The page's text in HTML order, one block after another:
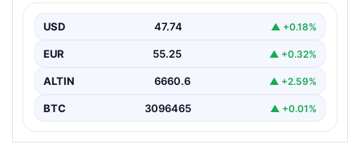
USD 47.74 ▲ +0.18%
EUR 55.25 ▲ +0.32%
ALTIN 6660.6 ▲ +2.59%
BTC 3096465 ▲ +0.01%